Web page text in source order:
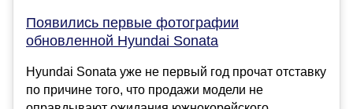
Появились первые фотографии
обновленной Hyundai Sonata
Hyundai Sonata уже не первый год прочат отставку
по причине того, что продажи модели не